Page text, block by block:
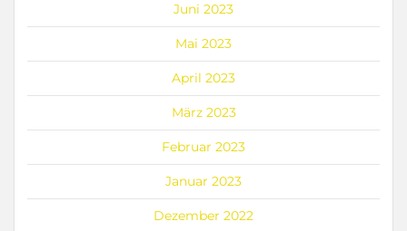
Juni 2023
Mai 2023
April 2023
März 2023
Februar 2023
Januar 2023
Dezember 2022